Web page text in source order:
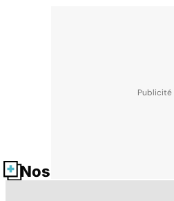
Nos fiches santé